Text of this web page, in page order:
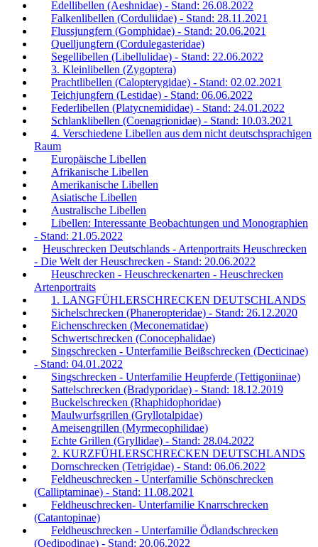
Edellibellen (Aeshnidae) - Stand: 26.08.2022
Falkenlibellen (Corduliidae) - Stand: 28.11.2021
Flussjungfern (Gomphidae) - Stand: 20.06.2021
Quelljungfern (Cordulegasteridae)
Segellibellen (Libellulidae) - Stand: 22.06.2022
3. Kleinlibellen (Zygoptera)
Prachtlibellen (Calopterygidae) - Stand: 02.02.2021
Teichjungfern (Lestidae) - Stand: 06.06.2022
Federlibellen (Platycnemididae) - Stand: 24.01.2022
Schlanklibellen (Coenagrionidae) - Stand: 10.03.2021
4. Verschiedene Libellen aus dem nicht deutschsprachigen
Raum
Europäische Libellen
Afrikanische Libellen
Amerikanische Libellen
Asiatische Libellen
Australische Libellen
Libellen: Interessante Beobachtungen und Monographien
- Stand: 21.05.2022
Heuschrecken Deutschlands - Artenportraits Heuschrecken
- Die Welt der Heuschrecken - Stand: 20.06.2022
Heuschrecken - Heuschreckenarten - Heuschrecken
Artenportraits
1. LANGFÜHLERSCHRECKEN DEUTSCHLANDS
Sichelschrecken (Phaneropteridae) - Stand: 26.12.2020
Eichenschrecken (Meconematidae)
Schwertschrecken (Conocephalidae)
Singschrecken - Unterfamilie Beißschrecken (Decticinae)
- Stand: 04.01.2022
Singschrecken - Unterfamilie Heupferde (Tettigoniinae)
Sattelschrecken (Bradyporidae) - Stand: 18.12.2019
Buckelschrecken (Rhaphidophoridae)
Maulwurfsgrillen (Gryllotalpidae)
Ameisengrillen (Myrmecophilidae)
Echte Grillen (Gryllidae) - Stand: 28.04.2022
2. KURZFÜHLERSCHRECKEN DEUTSCHLANDS
Dornschrecken (Tetrigidae) - Stand: 06.06.2022
Feldheuschrecken - Unterfamilie Schönschrecken
(Calliptaminae) - Stand: 11.08.2021
Feldheuschrecken- Unterfamilie Knarrschrecken
(Catantopinae)
Feldheuschrecken - Unterfamilie Ödlandschrecken
(Oedipodinae) - Stand: 20.06.2022